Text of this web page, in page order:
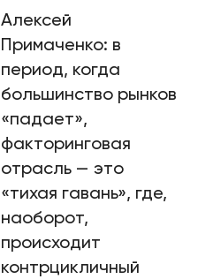
Алексей
Примаченко: в
период, когда
большинство рынков
«падает»,
факторинговая
отрасль — это
«тихая гавань», где,
наоборот,
происходит
контрцикличный